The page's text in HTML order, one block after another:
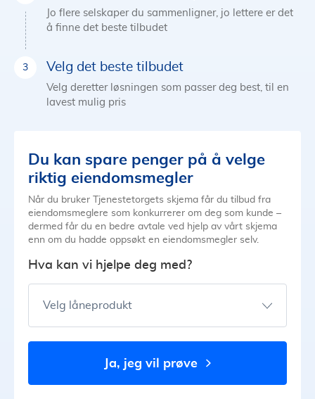
Jo flere selskaper du sammenligner, jo lettere er det
å finne det beste tilbudet
Velg det beste tilbudet
Velg deretter løsningen som passer deg best, til en
lavest mulig pris
Du kan spare penger på å velge
riktig eiendomsmegler
Når du bruker Tjenestetorgets skjema får du tilbud fra
eiendomsmeglere som konkurrerer om deg som kunde –
dermed får du en bedre avtale ved hjelp av vårt skjema
enn om du hadde oppsøkt en eiendomsmegler selv.
Hva kan vi hjelpe deg med?
Velg låneprodukt
ja, jeg vil prøve